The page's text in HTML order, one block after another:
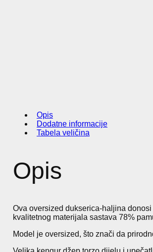
Opis
Dodatne informacije
Tabela veličina
Opis
Ova oversized dukserica-haljina
kvalitetnog materijala sastava 78%
Model je oversized, što znači da